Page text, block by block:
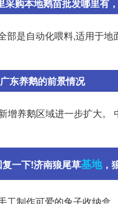
采购本地鹅苗批发哪里有
部是自动化喂料,适用于
东养鹅的前景情况
增养鹅区域进一步扩大
一下!济南狼尾草基地，
工制作可爱的兔子收纳盒